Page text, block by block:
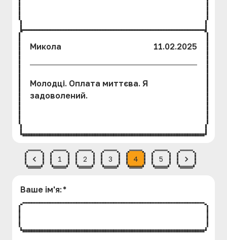
Микола 11.02.2025
Молодці. Оплата миттєва. Я
задоволений.
1 2 3 4 5
Ваше iм'я: *